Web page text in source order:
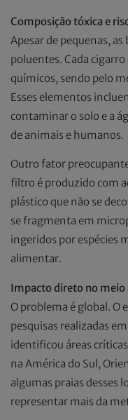
Composição tóxica e
Apesar de pequenas,
poluentes. Cada
químicos, sendo pelo
Esses elementos
contaminar o solo e a
de animais e humanos.
Outro fator
filtro é produzido com
plástico que não se
se fragmenta em
ingeridos por espécies
alimentar.
Impacto direto no
O problema é global. O
pesquisas realizadas
identificou áreas
na América do Sul,
algumas praias desses
representar mais da